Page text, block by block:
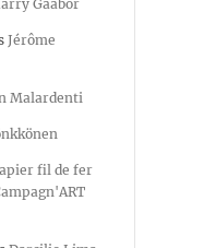
Gaabor
Jérôme
Malardenti
fil de fer